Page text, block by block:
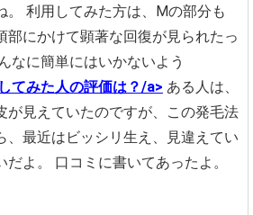
利用してみた方は、 Mの部分も
部にかけて顕著な回復が見られたっ
なに簡単にはいかないよう
てみた人の評価は？/a> ある人は、
が見えていたのですが、この発毛法
最近はビッシリ生え、見違えてい
よ。
口コミに書いてあったよ。